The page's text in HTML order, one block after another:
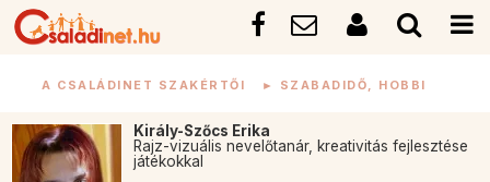
A CSALÁDINET SZAKÉRTŐI ► SZABADIDŐ, HOBBI
Király-Szőcs Erika
Rajz-vizuális nevelőtanár, kreativitás fejlesztése
játékokkal